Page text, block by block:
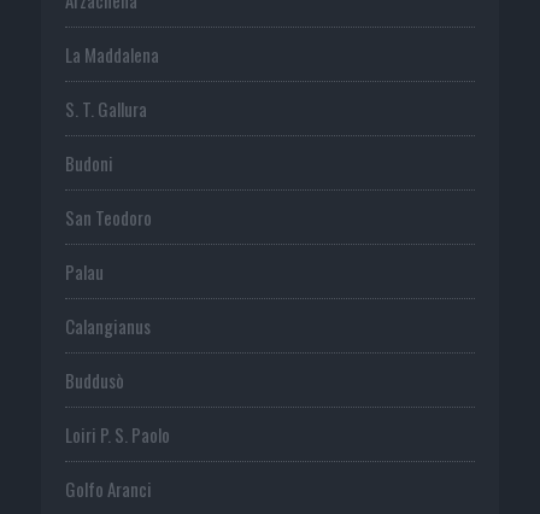
La Maddalena
S. T. Gallura
Budoni
San Teodoro
Palau
Calangianus
Buddusò
Loiri P. S. Paolo
Golfo Aranci